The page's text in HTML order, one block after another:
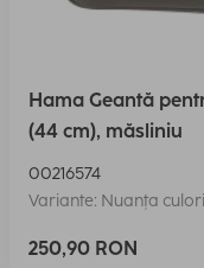
Hama Geantă
(44 cm), măsliniu
00216574
Variante: Nuanța
250,90 RON